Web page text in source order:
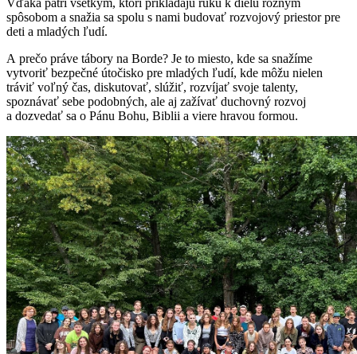
spôsobom a snažia sa spolu s nami budovať rozvojový priestor pre
deti a mladých ľudí.
A prečo práve tábory na Borde? Je to miesto, kde sa snažíme
vytvoriť bezpečné útočisko pre mladých ľudí, kde môžu nielen
tráviť voľný čas, diskutovať, slúžiť, rozvíjať svoje talenty,
spoznávať sebe podobných, ale aj zažívať duchovný rozvoj
a dozvedať sa o Pánu Bohu, Biblii a viere hravou formou.